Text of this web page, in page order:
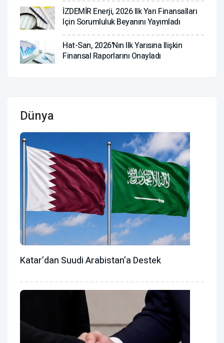
İZDEMİR Enerji, 2026 Ilk Yarı Finansalları
Için Sorumluluk Beyanını Yayımladı
Hat-San, 2026'nın Ilk Yarısına Ilişkin
Finansal Raporlarını Onayladı
Dünya
Katar’dan Suudi Arabistan’a Destek